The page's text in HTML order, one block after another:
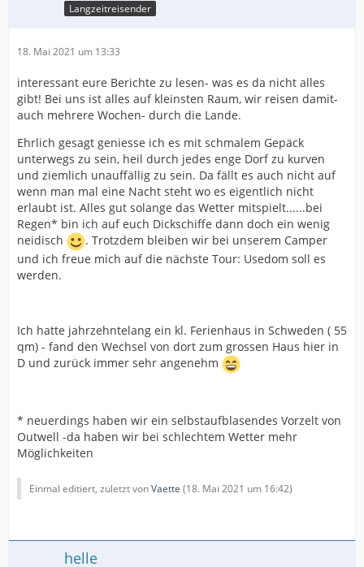
Langzeitreisender
18. Mai 2021 um 13:33
interessant eure Berichte zu lesen- was es da nicht alles
gibt! Bei uns ist alles auf kleinsten Raum, wir reisen damit-
auch mehrere Wochen- durch die Lande.
Ehrlich gesagt geniesse ich es mit schmalem Gepäck
unterwegs zu sein, heil durch jedes enge Dorf zu kurven
und ziemlich unauffällig zu sein. Da fällt es auch nicht auf
wenn man mal eine Nacht steht wo es eigentlich nicht
erlaubt ist. Alles gut solange das Wetter mitspielt......bei
Regen* bin ich auf euch Dickschiffe dann doch ein wenig
neidisch
. Trotzdem bleiben wir bei unserem Camper
und ich freue mich auf die nächste Tour: Usedom soll es
werden.
Ich hatte jahrzehntelang ein kl. Ferienhaus in Schweden ( 55
qm) - fand den Wechsel von dort zum grossen Haus hier in
D und zurück immer sehr angenehm
* neuerdings haben wir ein selbstaufblasendes Vorzelt von
Outwell -da haben wir bei schlechtem Wetter mehr
Möglichkeiten
Einmal editiert, zuletzt vonVaette (18. Mai 2021 um 16:42)
helle